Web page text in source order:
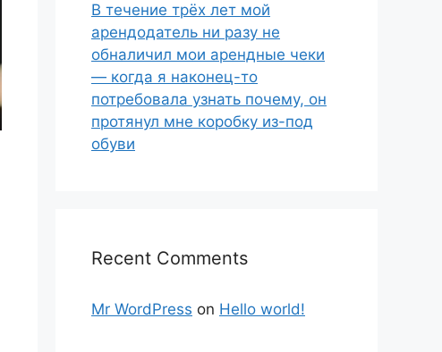
В течение трёх лет мой
арендодатель ни разу не
обналичил мои арендные чеки
— когда я наконец-то
потребовала узнать почему, он
протянул мне коробку из-под
обуви
Recent Comments
Mr WordPress on Hello world!